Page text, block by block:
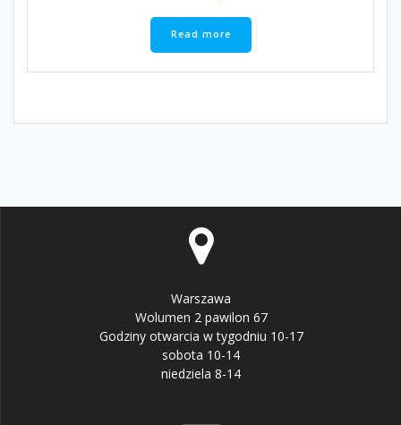
Read more
Warszawa
Wolumen 2 pawilon 67
Godziny otwarcia w tygodniu 10-17
sobota 10-14
niedziela 8-14